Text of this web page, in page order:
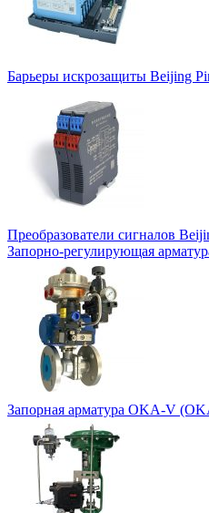
Барьеры искрозащиты Beijing
Преобразователи сигналов
Запорно-регулирующая
Запорная арматура OKA-V